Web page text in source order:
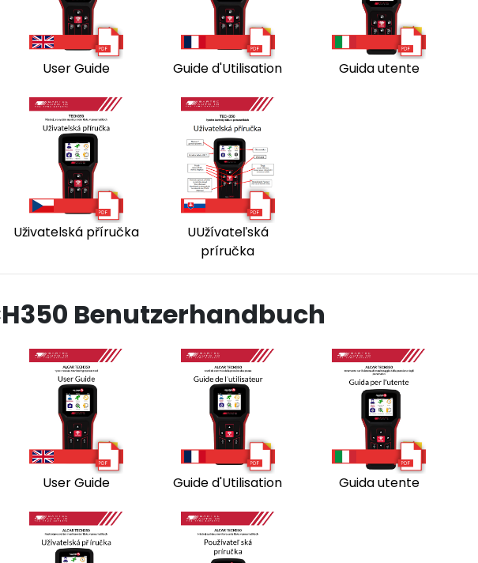
User Guide Guide d'Utilisation Guida utente
Uživatelská příručka
UUžívateľská
príručka
Benutzerhandbuch
User Guide Guide d'Utilisation Guida utente